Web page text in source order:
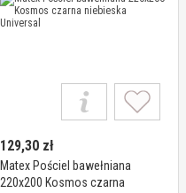
129,30 zł
Matex Pościel bawełniana
220x200 Kosmos czarna